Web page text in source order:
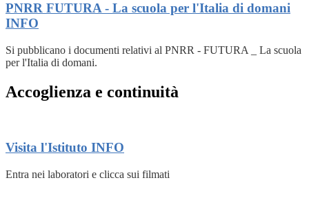
PNRR FUTURA - La scuola per l'Italia di domani
INFO
Si pubblicano i documenti relativi al PNRR - FUTURA _ La scuola
per l'Italia di domani.
Accoglienza e continuità
Visita l'Istituto INFO
Entra nei laboratori e clicca sui filmati